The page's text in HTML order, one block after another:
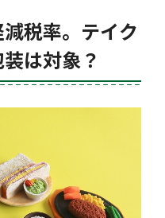
税率。テイク
は対象？